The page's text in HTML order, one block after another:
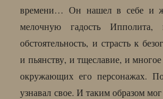
времени… Он нашел в себе и
мелочную гадость Ипполита,
обстоятельность, и страсть к
и пьянству, и тщеславие, и
окружающих его персонажах.
узнавал свое. И таким образом